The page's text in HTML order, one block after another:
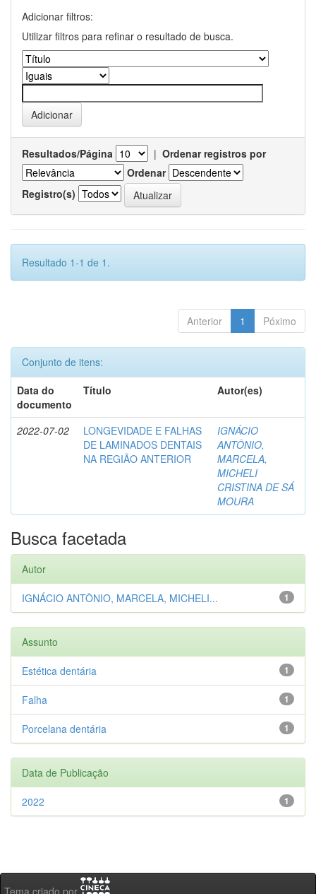
Adicionar filtros:
Utilizar filtros para refinar o resultado de busca.
Resultados/Página | Ordenar registros por
Ordenar
Registro(s)
Resultado 1-1 de 1.
Anterior 1 Póximo
Conjunto de itens:
Data do
documento
Título Autor(es)
2022-07-02
LONGEVIDADE E FALHAS
DE LAMINADOS DENTAIS
NA REGIÃO ANTERIOR
IGNÁCIO
ANTÔNIO,
MARCELA,
MICHELI
CRISTINA DE SÁ
MOURA
Busca facetada
Autor
1
IGNÁCIO ANTÔNIO, MARCELA, MICHELI...
Assunto
1
Estética dentária
1
Falha
1
Porcelana dentária
Data de Publicação
1
2022